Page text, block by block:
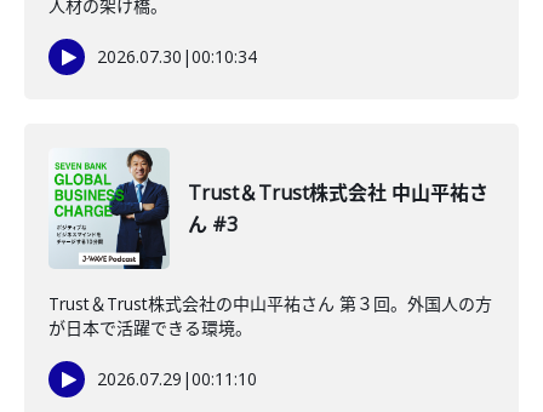
人材の架け橋。
2026.07.30 |00:10:34
Trust＆Trust株式会社 中山平祐さ
ん #3
Trust＆Trust株式会社の中山平祐さん 第３回。外国人の方
が日本で活躍できる環境。
2026.07.29 |00:11:10